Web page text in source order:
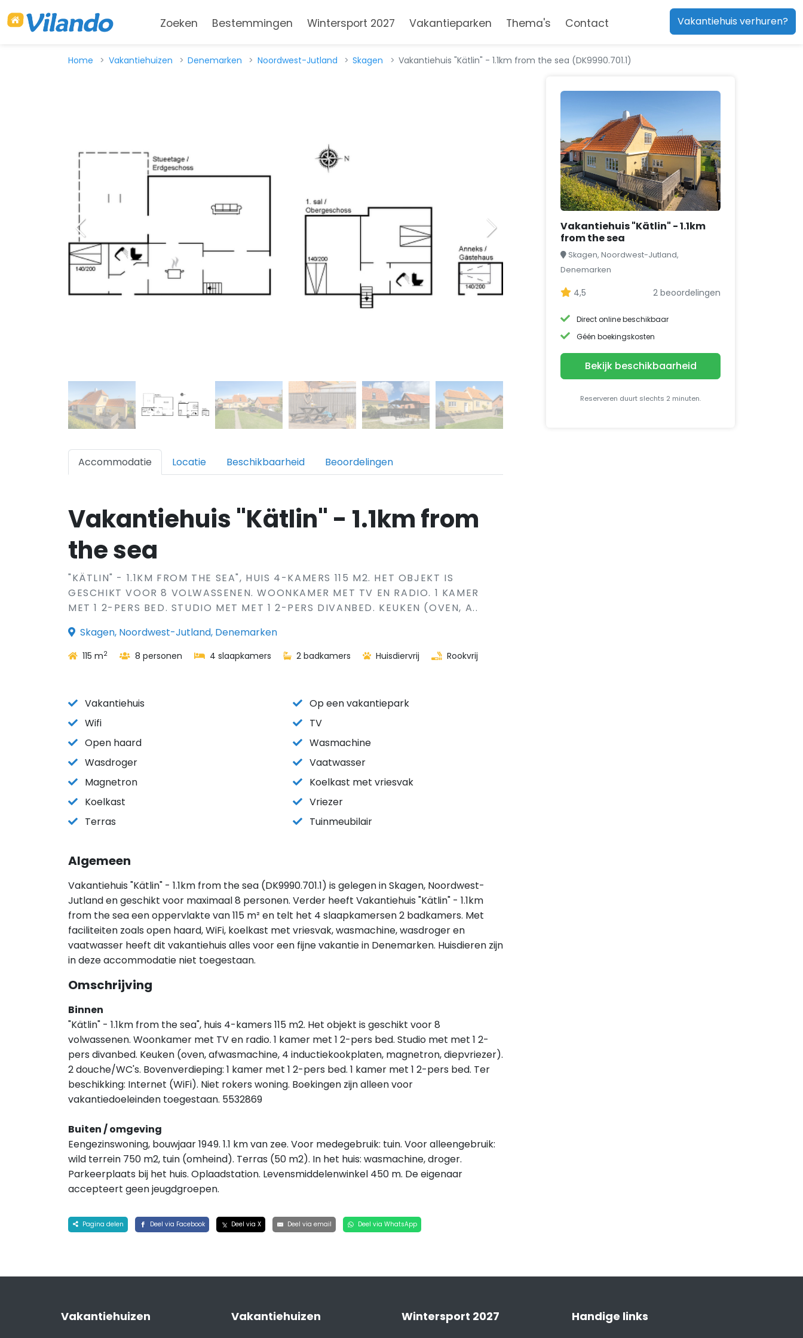
Zoeken Bestemmingen Wintersport 2027 Vakantieparken Thema's Contact Vakantiehuis verhuren?
Home Vakantiehuizen Denemarken Noordwest-Jutland Skagen Vakantiehuis "Kätlin" - 1.1km from the sea (DK9990.701.1)
Accommodatie Locatie Beschikbaarheid Beoordelingen
Vakantiehuis "Kätlin" - 1.1km from
the sea
"KÄTLIN" - 1.1KM FROM THE SEA", HUIS 4-KAMERS 115 M2. HET OBJEKT IS
GESCHIKT VOOR 8 VOLWASSENEN. WOONKAMER MET TV EN RADIO. 1 KAMER
MET 1 2-PERS BED. STUDIO MET MET 1 2-PERS DIVANBED. KEUKEN (OVEN, A..
Skagen, Noordwest-Jutland, Denemarken
115 m2 8 personen 4 slaapkamers 2 badkamers Huisdiervrij Rookvrij
Vakantiehuis
Op een vakantiepark
Wifi
TV
Open haard
Wasmachine
Wasdroger
Vaatwasser
Magnetron
Koelkast met vriesvak
Koelkast
Vriezer
Terras
Tuinmeubilair
Algemeen
Vakantiehuis "Kätlin" - 1.1km from the sea (DK9990.701.1) is gelegen in Skagen, Noordwest-
Jutland en geschikt voor maximaal 8 personen. Verder heeft Vakantiehuis "Kätlin" - 1.1km
from the sea een oppervlakte van 115 m² en telt het 4 slaapkamersen 2 badkamers. Met
faciliteiten zoals open haard, WiFi, koelkast met vriesvak, wasmachine, wasdroger en
vaatwasser heeft dit vakantiehuis alles voor een fijne vakantie in Denemarken. Huisdieren zijn
in deze accommodatie niet toegestaan.
Omschrijving
Binnen
"Kätlin" - 1.1km from the sea", huis 4-kamers 115 m2. Het objekt is geschikt voor 8
volwassenen. Woonkamer met TV en radio. 1 kamer met 1 2-pers bed. Studio met met 1 2-
pers divanbed. Keuken (oven, afwasmachine, 4 inductiekookplaten, magnetron, diepvriezer).
2 douche/WC's. Bovenverdieping: 1 kamer met 1 2-pers bed. 1 kamer met 1 2-pers bed. Ter
beschikking: Internet (WiFi). Niet rokers woning. Boekingen zijn alleen voor
vakantiedoeleinden toegestaan. 5532869
Buiten / omgeving
Eengezinswoning, bouwjaar 1949. 1.1 km van zee. Voor medegebruik: tuin. Voor alleengebruik:
wild terrein 750 m2, tuin (omheind). Terras (50 m2). In het huis: wasmachine, droger.
Parkeerplaats bij het huis. Oplaadstation. Levensmiddelenwinkel 450 m. De eigenaar
accepteert geen jeugdgroepen.
Pagina delen Deel via Facebook Deel via X Deel via email Deel via WhatsApp
Vakantiehuis "Kätlin" - 1.1km
from the sea
Skagen, Noordwest-Jutland,
Denemarken
4,5 2 beoordelingen
Direct online beschikbaar
Géén boekingskosten
Bekijk beschikbaarheid
Reserveren duurt slechts 2 minuten.
Vakantiehuizen Vakantiehuizen Wintersport 2027 Handige links